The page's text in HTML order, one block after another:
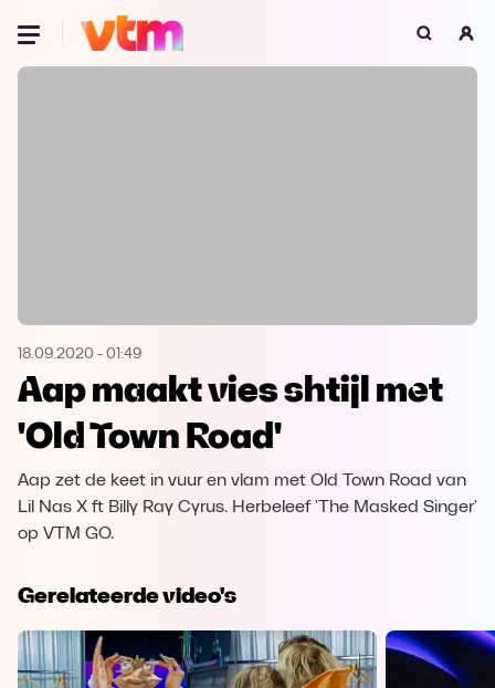
Oeps, browser niet ondersteund
Microsoft Edge Download
Opera
18.09.2020 - 01:49
Aap maakt vies shtijl met
'Old Town Road'
Aap zet de keet in vuur en vlam met Old Town Road van
Lil Nas X ft Billy Ray Cyrus. Herbeleef 'The Masked Singer'
op VTM GO.
Gerelateerde video's